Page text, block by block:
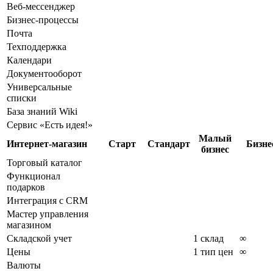
Веб-мессенджер
Бизнес-процессы
Почта
Техподдержка
Календари
Документооборот
Универсальные
списки
База знаний Wiki
Сервис «Есть идея!»
Интернет-магазин
Старт Стандарт
Малый
бизнес
Торговый каталог
Функционал
подарков
Интеграция с CRM
Мастер управления
магазином
Складской учет
1 склад
∞
Цены
1 тип цен
∞
Валюты